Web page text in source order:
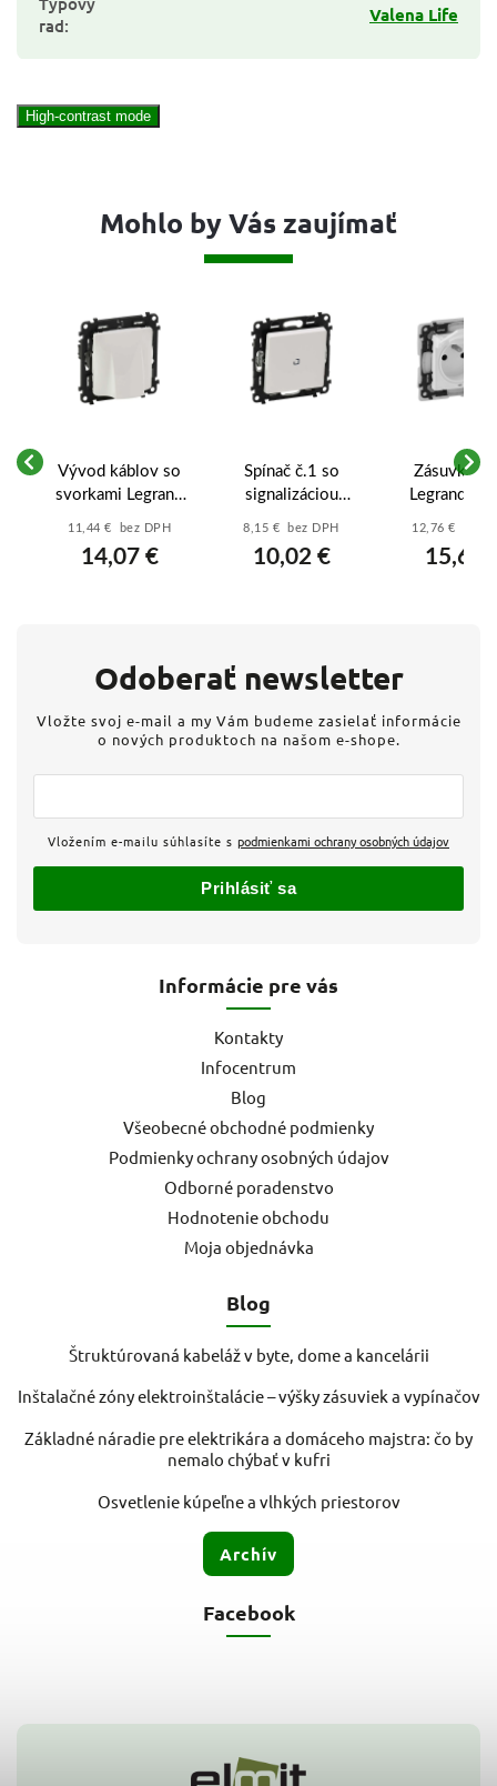
rad: Valena Life
High-contrast mode
Mohlo by Vás zaujímať
Vývod káblov so
svorkami Legrand
5x2,5 mm2
11,44 € bez DPH
14,07 €
Spínač č.1 so
signalizáciou
(752104) - Biely
8,15 € bez DPH
10,02 €
Zásuvka
Legrand
12,76 € bez
15,69
Informácie pre vás
Kontakty
Infocentrum
Blog
Všeobecné obchodné podmienky
Podmienky ochrany osobných údajov
Odborné poradenstvo
Hodnotenie obchodu
Moja objednávka
Blog
Štruktúrovaná kabeláž v byte, dome a kancelárii
Inštalačné zóny elektroinštalácie – výšky zásuviek a vypínačov
Základné náradie pre elektrikára a domáceho majstra: čo by
nemalo chýbať v kufri
Osvetlenie kúpeľne a vlhkých priestorov
Archív
Odoberať newsletter
Vložte svoj e-mail a my Vám budeme zasielať informácie
o nových produktoch na našom e-shope.
Vložením e-mailu súhlasíte s podmienkami ochrany osobných údajov
Prihlásiť sa
Facebook